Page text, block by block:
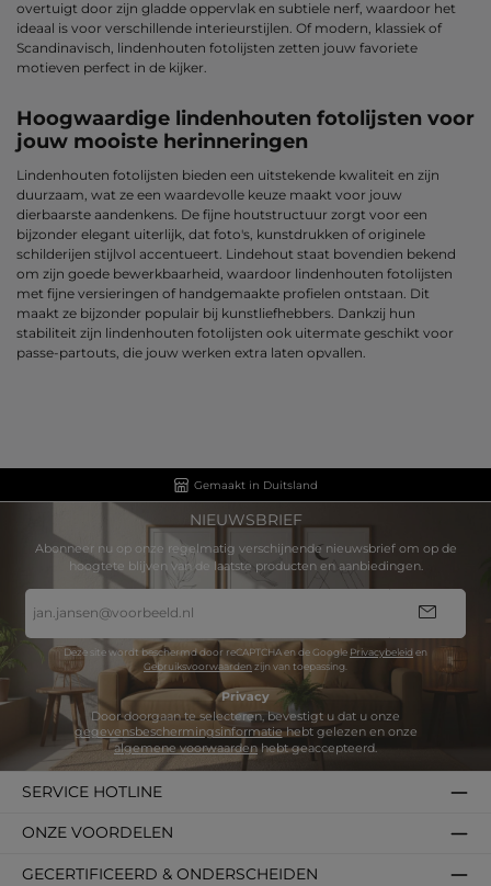
overtuigt door zijn gladde oppervlak en subtiele nerf, waardoor het
ideaal is voor verschillende interieurstijlen. Of modern, klassiek of
Scandinavisch, lindenhouten fotolijsten zetten jouw favoriete
motieven perfect in de kijker.
Hoogwaardige lindenhouten fotolijsten voor
jouw mooiste herinneringen
Lindenhouten fotolijsten bieden een uitstekende kwaliteit en zijn
duurzaam, wat ze een waardevolle keuze maakt voor jouw
dierbaarste aandenkens. De fijne houtstructuur zorgt voor een
bijzonder elegant uiterlijk, dat foto's, kunstdrukken of originele
schilderijen stijlvol accentueert. Lindehout staat bovendien bekend
om zijn goede bewerkbaarheid, waardoor lindenhouten fotolijsten
met fijne versieringen of handgemaakte profielen ontstaan. Dit
maakt ze bijzonder populair bij kunstliefhebbers. Dankzij hun
stabiliteit zijn lindenhouten fotolijsten ook uitermate geschikt voor
passe-partouts, die jouw werken extra laten opvallen.
Gemaakt in Duitsland
NIEUWSBRIEF
Abonneer nu op onze regelmatig verschijnende nieuwsbrief om op de
hoogtete blijven van de laatste producten en aanbiedingen.
E-
mailadres
*
Deze site wordt beschermd door reCAPTCHA en de Google Privacybeleid en
Gebruiksvoorwaarden zijn van toepassing.
Privacy
gegevensbeschermingsinformatie
algemene voorwaardenhebt geaccepteerd.
SERVICE HOTLINE
GECERTIFICEERD & ONDERSCHEIDEN
ONZE VOORDELEN